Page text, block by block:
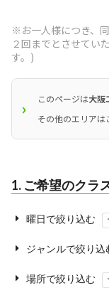
※お一人様につき、
２回までとさせてい
す。)
このページは大阪
その他のエリアは
1. ご希望のクラ
曜日で絞り込む
ジャンルで絞り込
場所で絞り込む